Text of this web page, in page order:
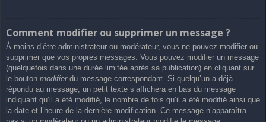
Comment modifier ou supprimer un message ?
À moins d’être administrateur ou modérateur, vous ne pouvez modifier ou
supprimer que vos propres messages. Vous pouvez modifier un message
(quelquefois dans une durée limitée après sa publication) en cliquant sur
le bouton modifierdu message correspondant. Si quelqu’un a déjà
répondu au message, un petit texte s’affichera en bas du message
indiquant qu’il a été modifié, le nombre de fois qu’il a été modifié ainsi que
la date et l’heure de la dernière modification. Ce message n’apparaîtra